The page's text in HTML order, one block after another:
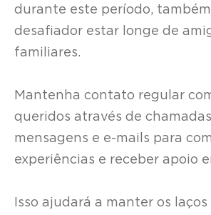
durante este período,
desafiador estar longe de
familiares.
Mantenha contato regular
queridos através de
mensagens e e-mails para
experiências e receber apoio
Isso ajudará a manter os